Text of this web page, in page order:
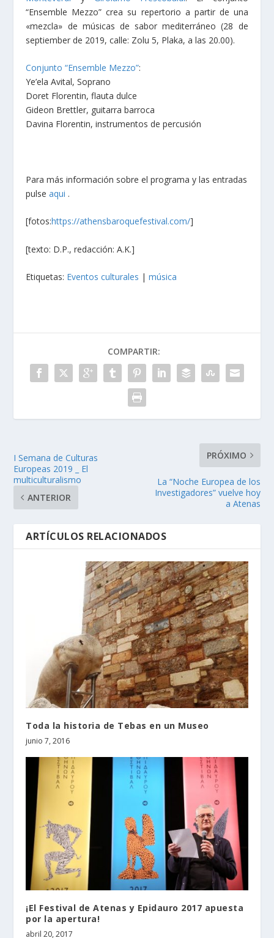
“Ensemble Mezzo” crea su repertorio a partir de una
«mezcla» de músicas de sabor mediterráneo (28 de
septiember de 2019, calle: Zolu 5, Plaka, a las 20.00).
Conjunto “Ensemble Mezzo”:
Ye’ela Avital, Soprano
Doret Florentin, flauta dulce
Gideon Brettler, guitarra barroca
Davina Florentin, instrumentos de percusión
Para más información sobre el programa y las entradas
pulseaqui .
[fotos:https://athensbaroquefestival.com/]
[texto: D.P., redacción: A.K.]
Etiquetas: Eventos culturales |música
COMPARTIR:
I Semana de Culturas
Europeas 2019 _ El
multiculturalismo
ANTERIOR
PRÓXIMO
La “Noche Europea de los
Investigadores” vuelve hoy
a Atenas
ARTÍCULOS RELACIONADOS
Toda la historia de Tebas en un Museo
junio 7, 2016
¡El Festival de Atenas y Epidauro 2017 apuesta
por la apertura!
abril 20, 2017